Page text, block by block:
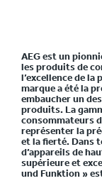
AEG est un
les produits de
l’excellence de la
marque a été la
embaucher un
produits. La
consommateurs
représenter la
et la fierté. Dans
d’appareils de
supérieure et
und Funktion »